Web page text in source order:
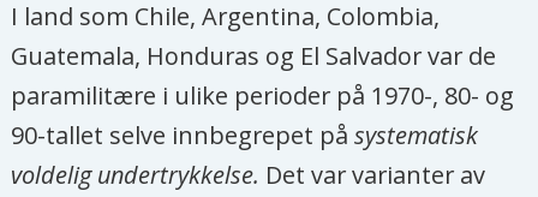
I land som Chile, Argentina, Colombia,
Guatemala, Honduras og El Salvador var de
paramilitære i ulike perioder på 1970-, 80- og
90-tallet selve innbegrepet påsystematisk
voldelig undertrykkelse. Det var varianter av